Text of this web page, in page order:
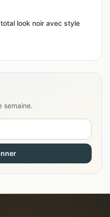
look noir avec style
semaine.